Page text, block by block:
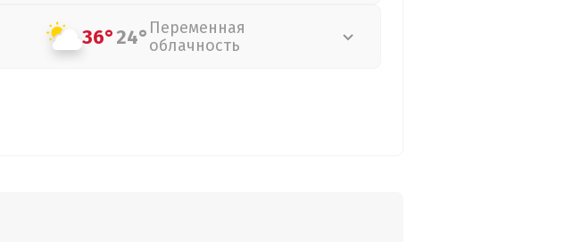
36°24° Переменная
облачность